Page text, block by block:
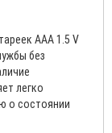
AAA 1.5 V
без
легко
о состоянии